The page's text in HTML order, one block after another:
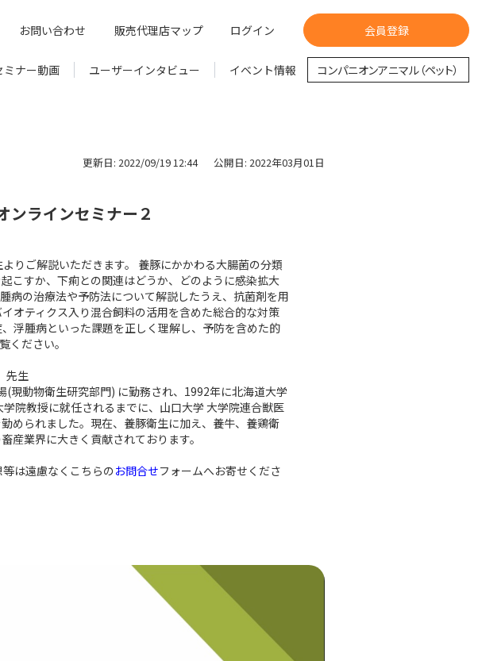
お問い合わせ 販売代理店マップ ログイン 会員登録
ミナー動画 ユーザーインタビュー イベント情報 コンパニオンアニマル（ペット）
更新日: 2022/09/19 12:44 公開日: 2022年03月01日
ラインセミナー２
りご解説いただきます。 養豚にかかわる大腸菌の分類
こすか、下痢との関連はどうか、どのように感染拡大
病の治療法や予防法について解説したうえ、抗菌剤を用
オティクス入り混合飼料の活用を含めた総合的な対策
浮腫病といった課題を正しく理解し、予防を含めた的
ください。
先生
現動物衛生研究部門) に勤務され、1992年に北海道大学
院教授に就任されるまでに、山口大学 大学院連合獣医
められました。現在、養豚衛生に加え、養牛、養鶏衛
産業界に大きく貢献されております。
は遠慮なくこちらのお問合せフォームへお寄せくださ